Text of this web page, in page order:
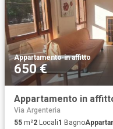
Appartamento·in affitto
650 €
Appartamento in
Via Argenteria
55 m²2 Locali1 Bagno